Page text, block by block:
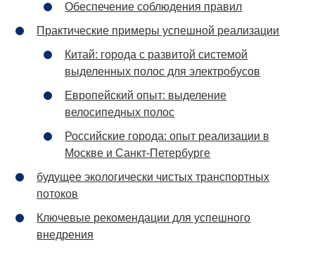
Обеспечение соблюдения правил
Практические примеры успешной реализации
Китай: города с развитой системой
выделенных полос для электробусов
Европейский опыт: выделение
велосипедных полос
Российские города: опыт реализации в
Москве и Санкт-Петербурге
будущее экологически чистых транспортных
потоков
Ключевые рекомендации для успешного
внедрения